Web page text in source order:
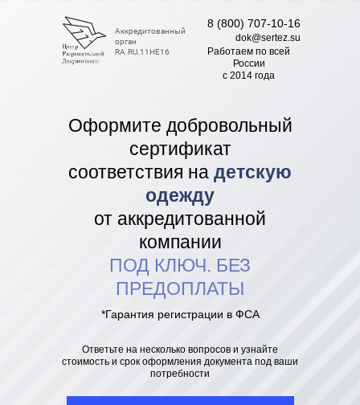
Аккредитованный
орган
RA.RU.11НЕ16
8 (800) 707-10-16
dok@sertez.su
Работаем по всей
Роcсии
с 2014 года
Оформите добровольный
сертификат
соответствия на детскую
одежду
от аккредитованной
компании
ПОД КЛЮЧ. БЕЗ
ПРЕДОПЛАТЫ
*Гарантия регистрации в ФСА
Ответьте на несколько вопросов и узнайте
стоимость и срок оформления документа под ваши
потребности